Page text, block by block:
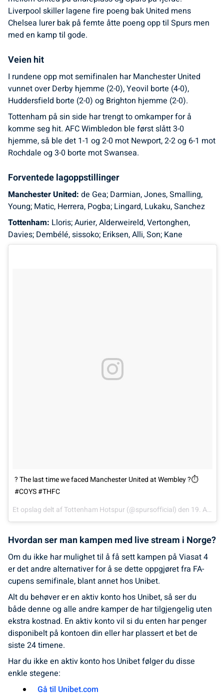
Liverpool skiller lagene fire poeng bak United mens
Chelsea lurer bak på femte åtte poeng opp til Spurs men
med en kamp til gode.
Veien hit
I rundene opp mot semifinalen har Manchester United
vunnet over Derby hjemme (2-0), Yeovil borte (4-0),
Huddersfield borte (2-0) og Brighton hjemme (2-0).
Tottenham på sin side har trengt to omkamper for å
komme seg hit. AFC Wimbledon ble først slått 3-0
hjemme, så ble det 1-1 og 2-0 mot Newport, 2-2 og 6-1 mot
Rochdale og 3-0 borte mot Swansea.
Forventede lagoppstillinger
Manchester United: de Gea; Darmian, Jones, Smalling,
Young; Matic, Herrera, Pogba; Lingard, Lukaku, Sanchez
Tottenham: Lloris; Aurier, Alderweireld, Vertonghen,
Davies; Dembélé, sissoko; Eriksen, Alli, Son; Kane
? The last time we faced Manchester United at Wembley ?⏱
#COYS #THFC
Et opslag delt afTottenham Hotspur (@spursofficial) den 19. Apr, 2018 kl. 2.34 PDT
Hvordan ser man kampen med live stream i Norge?
Om du ikke har mulighet til å få sett kampen på Viasat 4
er det andre alternativer for å se dette oppgjøret fra FA-
cupens semifinale, blant annet hos Unibet.
Alt du behøver er en aktiv konto hos Unibet, så ser du
både denne og alle andre kamper de har tilgjengelig uten
ekstra kostnad. En aktiv konto vil si du enten har penger
disponibelt på kontoen din eller har plassert et bet de
siste 24 timene.
Har du ikke en aktiv konto hos Unibet følger du disse
enkle stegene:
Gå til Unibet.com